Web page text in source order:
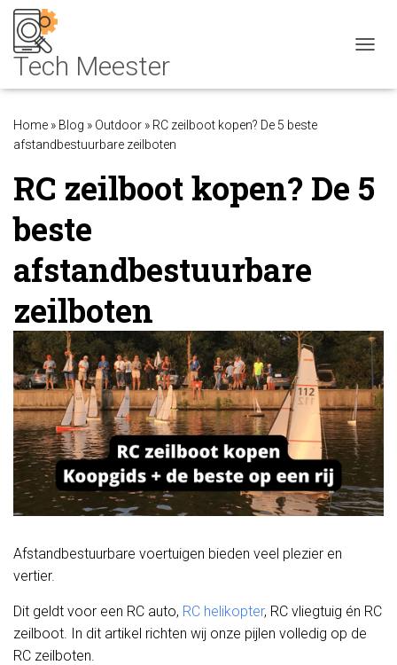
Home » Blog » Outdoor » RC zeilboot kopen? De 5 beste
afstandbestuurbare zeilboten
RC zeilboot kopen? De 5
beste
afstandbestuurbare
zeilboten
Afstandbestuurbare voertuigen bieden veel plezier en
vertier.
Dit geldt voor een RC auto, RC helikopter, RC vliegtuig én RC
zeilboot. In dit artikel richten wij onze pijlen volledig op de
RC zeilboten.